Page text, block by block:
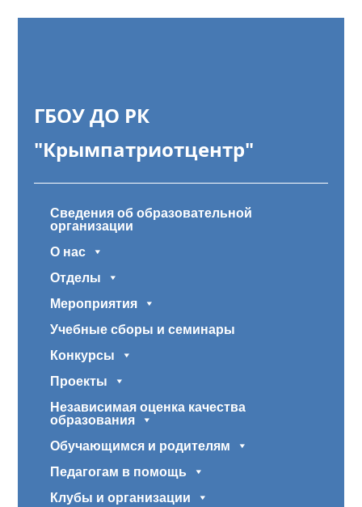
ГБОУ ДО РК
"Крымпатриотцентр"
Сведения об образовательной
организации
О нас
Отделы
Мероприятия
Учебные сборы и семинары
Конкурсы
Проекты
Независимая оценка качества
образования
Обучающимся и родителям
Педагогам в помощь
Клубы и организации